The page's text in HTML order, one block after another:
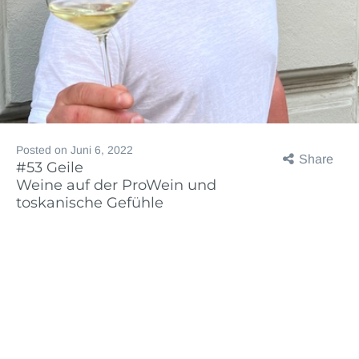
Share
Posted on Juni 6, 2022
#53 Geile
Weine auf der ProWein und
toskanische Gefühle